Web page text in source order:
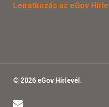
Leiratkozás az eGov
© 2026 eGov Hírlevél.
email